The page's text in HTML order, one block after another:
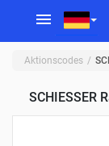
Aktionscodes
SCHIESSER